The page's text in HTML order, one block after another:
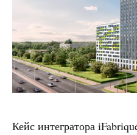
Кейс интегратора